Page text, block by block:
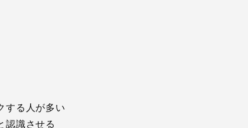
する人が多い
認識させる